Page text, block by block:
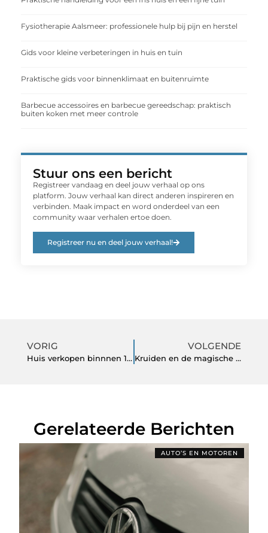
Fysiotherapie Aalsmeer: professionele hulp bij pijn en herstel
Gids voor kleine verbeteringen in huis en tuin
Praktische gids voor binnenklimaat en buitenruimte
Barbecue accessoires en barbecue gereedschap: praktisch
buiten koken met meer controle
Stuur ons een bericht
Registreer vandaag en deel jouw verhaal op ons
platform. Jouw verhaal kan direct anderen inspireren en
verbinden. Maak impact en word onderdeel van een
community waar verhalen ertoe doen.
Registreer nu en deel jouw verhaal!
VORIG
Huis verkopen binnnen 1 week? Het kan!
VOLGENDE
Kruiden en de magische werking, toepasbaar bij een gezond eetpatroon
Gerelateerde Berichten
AUTO’S EN MOTOREN